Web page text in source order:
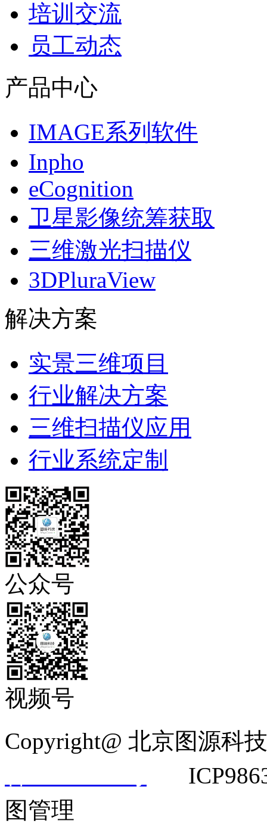
培训交流
员工动态
产品中心
IMAGE系列软件
Inpho
eCognition
卫星影像统筹获取
三维激光扫描仪
3DPluraView
解决方案
实景三维项目
行业解决方案
三维扫描仪应用
行业系统定制
公众号
视频号
Copyright@ 北京图源
图管理